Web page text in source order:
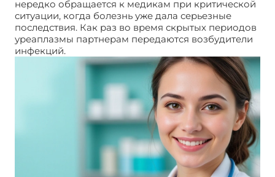
нередко обращается к медикам при критической
ситуации, когда болезнь уже дала серьезные
последствия. Как раз во время скрытых периодов
уреаплазмы партнерам передаются возбудители
инфекций.